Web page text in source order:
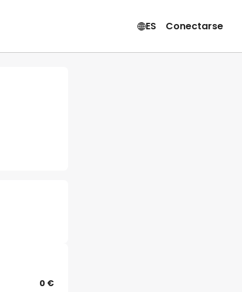
ES Conectarse
0 €